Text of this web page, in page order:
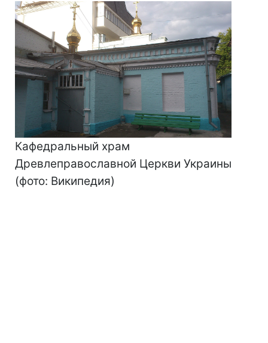
Кафедральный храм
Древлеправославной Церкви Украины
(фото: Википедия)